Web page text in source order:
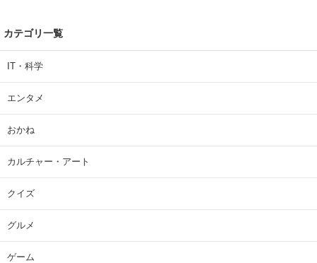
カテゴリ一覧
IT・科学
エンタメ
おかね
カルチャー・アート
クイズ
グルメ
ゲーム